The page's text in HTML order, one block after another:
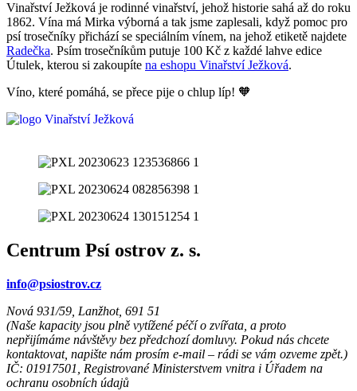
Vinařství Ježková je rodinné vinařství, jehož historie sahá až do roku
1862. Vína má Mirka výborná a tak jsme zaplesali, když pomoc pro
psí trosečníky přichází se speciálním vínem, na jehož etiketě najdete
Radečka. Psím trosečníkům putuje 100 Kč z každé lahve edice
Útulek, kterou si zakoupíte na eshopu Vinařství Ježková.
Víno, které pomáhá, se přece pije o chlup líp! 🧡
Centrum Psí ostrov z. s.
info@psiostrov.cz
Nová 931/59, Lanžhot, 691 51
(Naše kapacity jsou plně vytížené péčí o zvířata, a proto
nepřijímáme návštěvy bez předchozí domluvy. Pokud nás chcete
kontaktovat, napište nám prosím e-mail – rádi se vám ozveme zpět.)
IČ: 01917501, Registrované Ministerstvem vnitra i Úřadem na
ochranu osobních údajů